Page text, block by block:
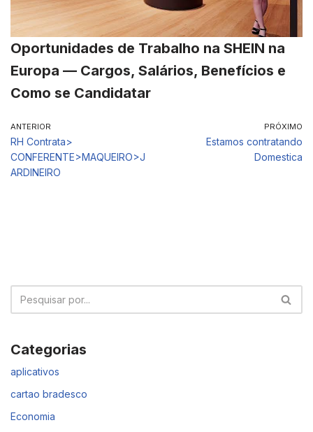
Oportunidades de Trabalho na SHEIN na
Europa — Cargos, Salários, Benefícios e
Como se Candidatar
ANTERIOR
RH Contrata>
CONFERENTE>MAQUEIRO>J
ARDINEIRO
PRÓXIMO
Estamos contratando
Domestica
Categorias
aplicativos
cartao bradesco
Economia